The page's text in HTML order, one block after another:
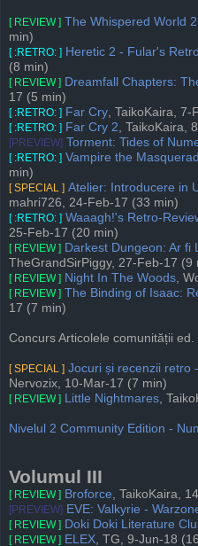
[ REVIEW ] The Whispered World
min)
[ :RETRO: ] Heretic 2 - Fular's
(8 min)
[ REVIEW ] Dreamfall Chapters:
17 (5 min)
[ :RETRO: ] Far Cry, TaikoKaira, 7-
[ :RETRO: ] Far Cry 2, TaikoKaira,
[PREVIEW] Torment: Tides of
[ :RETRO: ] Vampire the
min)
[ SPECIAL ] Atelier: Introducere in
mahri726, 24-Feb-17 (33 min)
[ :RETRO: ] Waaagh!'s Retro-
25-Feb-17 (20 min)
[ REVIEW ] Darkest Dungeon: Ar fi
TheGrandSirPiggy, 27-Feb-17 (9
[ REVIEW ] Night In The Woods,
[ REVIEW ] The Binding of Isaac:
17 (7 min)
Concurs Articolele comunității ed.
[ SPECIAL ] Jocuri și recenzii retro
Nervozix, 10-Mar-17 (7 min)
[ REVIEW ] Little Nightmares,
Nivelul 2 Community Edition -
Volumul III
[ REVIEW ] Broforce, TaikoKaira,
[PREVIEW] EVE: Valkyrie -
[ REVIEW ] Doki Doki Literature
[ REVIEW ] ELEX, TG, 9-Jun-18